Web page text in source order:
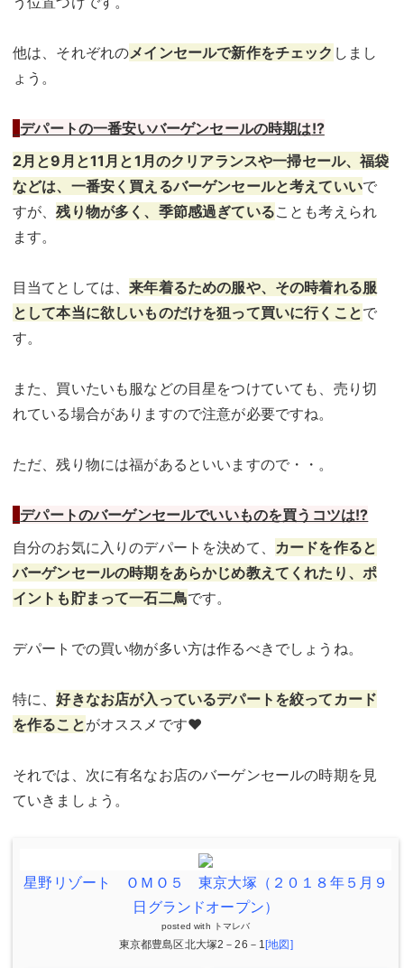
他は、それぞれのメインセールで新作をチェック しまし
ょう。
デパートの一番安いバーゲンセールの時期は!?
2月と9月と11月と1月のクリアランスや一掃セール、福袋
などは、一番安く買えるバーゲンセールと考えていいで
すが、残り物が多く、季節感過ぎていることも考えられ
ます。
目当てとしては、来年着るための服や、その時着れる服
として本当に欲しいものだけを狙って買いに行くことで
す。
また、買いたいも服などの目星をつけていても、売り切
れている場合がありますので注意が必要ですね。
ただ、残り物には福があるといいますので・・。
デパートのバーゲンセールでいいものを買うコツは!?
自分のお気に入りのデパートを決めて、
カードを作ると
バーゲンセールの時期をあらかじめ教えてくれたり、ポ
イントも貯まって一石二鳥です。
デパートでの買い物が多い方は作るべきでしょうね。
特に、好きなお店が入っているデパートを絞ってカード
を作ることがオススメです♥
それでは、次に有名なお店のバーゲンセールの時期を見
ていきましょう。
星野リゾート ＯＭＯ５ 東京大塚（２０１８年５月９
日グランドオープン）
posted with トマレバ
東京都豊島区北大塚2－26－1[地図]